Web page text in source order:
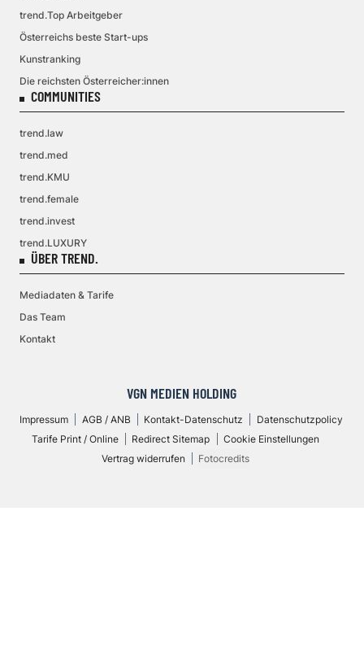
trend.Top Arbeitgeber
Österreichs beste Start-ups
Kunstranking
Die reichsten Österreicher:innen
COMMUNITIES
trend.law
trend.med
trend.KMU
trend.female
trend.invest
trend.LUXURY
ÜBER TREND.
Mediadaten & Tarife
Das Team
Kontakt
VGN MEDIEN HOLDING
Impressum AGB / ANB Kontakt-Datenschutz
Datenschutzpolicy
Tarife Print / Online
Redirect Sitemap
Cookie Einstellungen
Vertrag widerrufen
Fotocredits